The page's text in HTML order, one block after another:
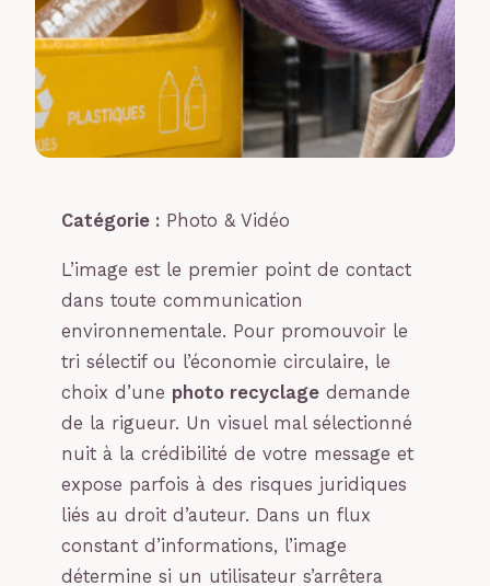
Catégorie : Photo & Vidéo
L’image est le premier point de contact
dans toute communication
environnementale. Pour promouvoir le
tri sélectif ou l’économie circulaire, le
choix d’une photo recyclage demande
de la rigueur. Un visuel mal sélectionné
nuit à la crédibilité de votre message et
expose parfois à des risques juridiques
liés au droit d’auteur. Dans un flux
constant d’informations, l’image
détermine si un utilisateur s’arrêtera